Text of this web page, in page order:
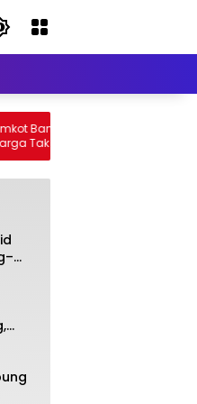
Bandar Lampung Pastikan
Tak Kesulitan Air Bersih, 200 Ribu
Disalurkan